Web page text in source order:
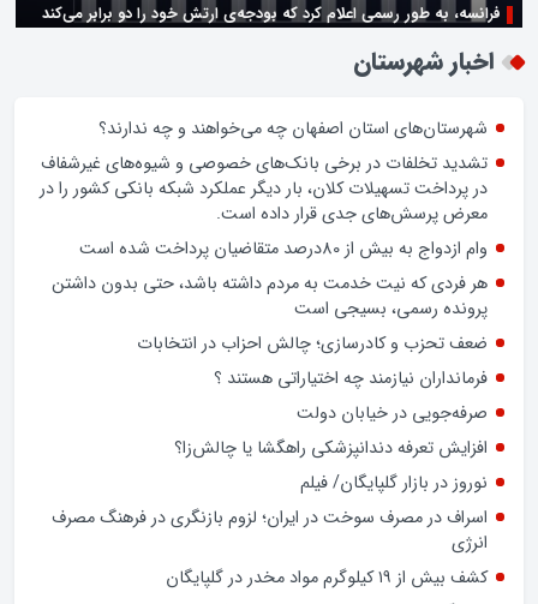
فرانسه، به طور رسمی اعلام کرد که بودجه‌ی ارتش خود را دو برابر می‌کند
زن اگر خوب باشه یه زندگی حالش خوبه/روز زن مبارک
اخبار شهرستان
شهرستان‌های استان اصفهان چه می‌خواهند و چه ندارند؟
تشدید تخلفات در برخی بانک‌های خصوصی و شیوه‌های غیرشفاف
در پرداخت تسهیلات کلان، بار دیگر عملکرد شبکه بانکی کشور را در
معرض پرسش‌های جدی قرار داده است.
وام ازدواج به بیش از 80درصد متقاضیان پرداخت شده است
هر فردی که نیت خدمت به مردم داشته باشد، حتی بدون داشتن
پرونده رسمی، بسیجی است
ضعف تحزب و کادرسازی؛ چالش احزاب در انتخابات
فرمانداران نیازمند چه اختیاراتی هستند ؟
صرفه‌جویی در خیابان دولت
افزایش تعرفه دندانپزشکی راهگشا یا چالش‌زا؟
نوروز در بازار گلپایگان/ فیلم